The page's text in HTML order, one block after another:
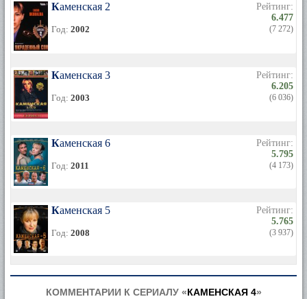
Каменская 2
Год: 2002
Рейтинг:
6.477
(7 272)
Каменская 3
Год: 2003
Рейтинг:
6.205
(6 036)
Каменская 6
Год: 2011
Рейтинг:
5.795
(4 173)
Каменская 5
Год: 2008
Рейтинг:
5.765
(3 937)
КОММЕНТАРИИ К СЕРИАЛУ «КАМЕНСКАЯ 4»